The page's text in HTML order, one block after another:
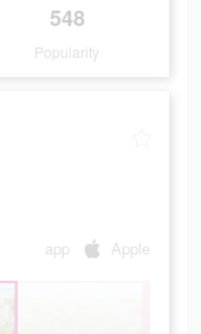
548
Popularity
app Apple